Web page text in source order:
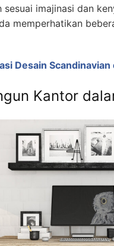
imajinasi dan
memperhatikan
Desain Scandinavian
Kantor